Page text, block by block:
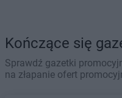
Kończące się
Sprawdź gazetki
na złapanie ofert